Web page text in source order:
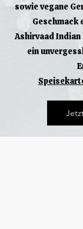
sowie vegane
Geschmack
Ashirvaad
ein